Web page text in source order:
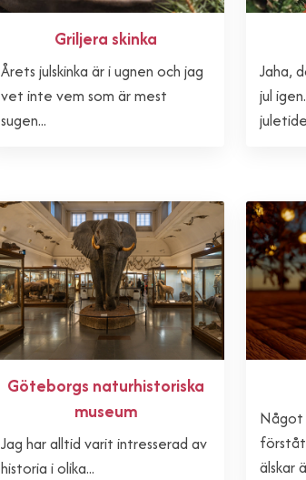
Griljera skinka
Årets julskinka är i ugnen och jag
vet inte vem som är mest
sugen...
Jaha,
jul
Göteborgs naturhistoriska
museum
Jag har alltid varit intresserad av
historia i olika...
Något
älskar